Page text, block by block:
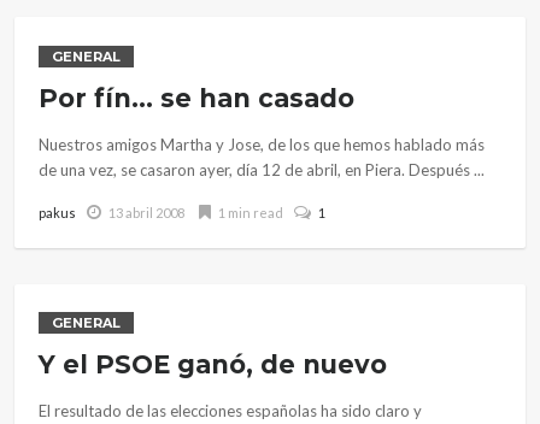
GENERAL
Por fín… se han casado
Nuestros amigos Martha y Jose, de los que hemos hablado más
de una vez, se casaron ayer, día 12 de abril, en Piera. Después ...
pakus 13 abril 2008 1 min read 1
GENERAL
Y el PSOE ganó, de nuevo
El resultado de las elecciones españolas ha sido claro y